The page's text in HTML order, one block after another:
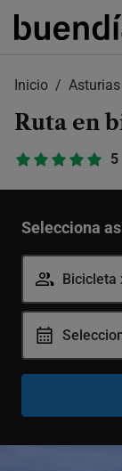
Skip
Inicio Asturias
Ruta en
5
Selecciona
Bicicleta